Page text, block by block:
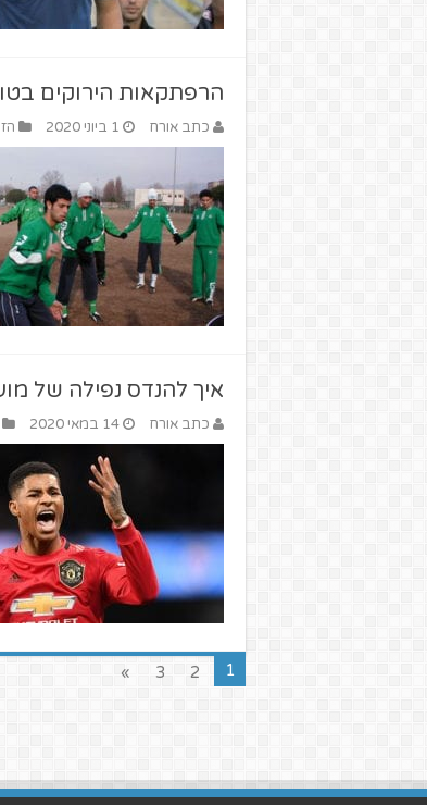
הרפתקאות הירוקים
כתב אורח 1 ביוני 2020
איך להנדס נפילה של
כתב אורח 14 במאי 2020
1
2
3
»